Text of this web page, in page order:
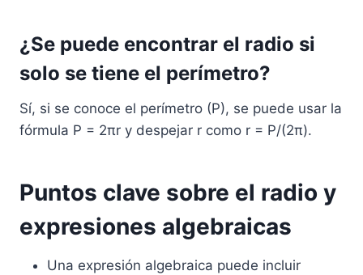
¿Se puede encontrar el radio si
solo se tiene el perímetro?
Sí, si se conoce el perímetro (P), se puede usar la
fórmula P = 2πr y despejar r como r = P/(2π).
Puntos clave sobre el radio y
expresiones algebraicas
Una expresión algebraica puede incluir